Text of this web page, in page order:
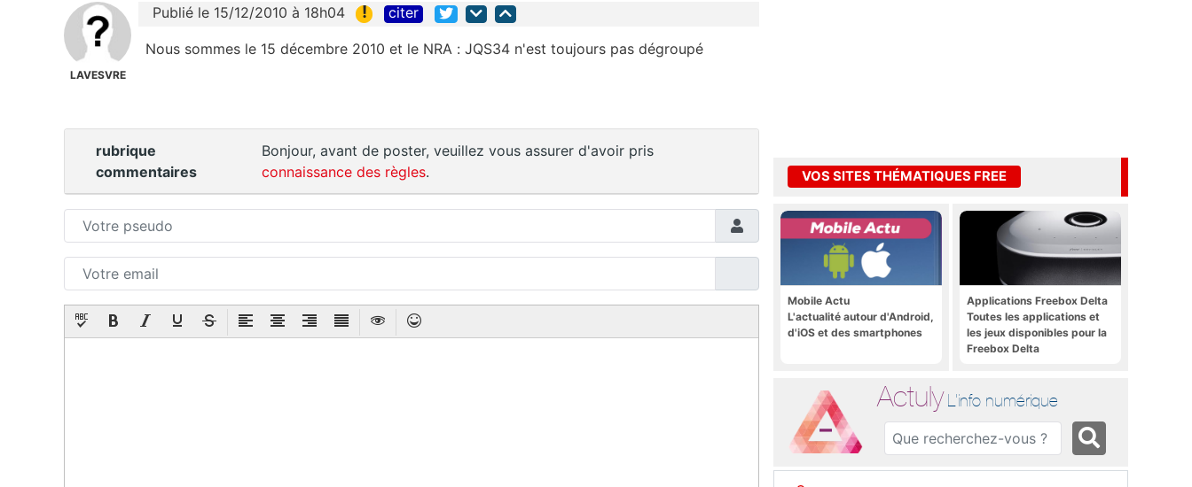
LAVESVRE
Publié le 15/12/2010 à 18h04 ! citer
Nous sommes le 15 décembre 2010 et le NRA : JQS34 n'est toujours pas dégroupé
rubrique
commentaires
Bonjour, avant de poster, veuillez vous assurer d'avoir pris
connaissance des règles. VOS SITES THÉMATIQUES FREE
Mobile Actu
L'actualité autour d'Android,
d'iOS et des smartphones
Applications Freebox Delta
Toutes les applications et
les jeux disponibles pour la
Freebox Delta
Actuly L'info numérique